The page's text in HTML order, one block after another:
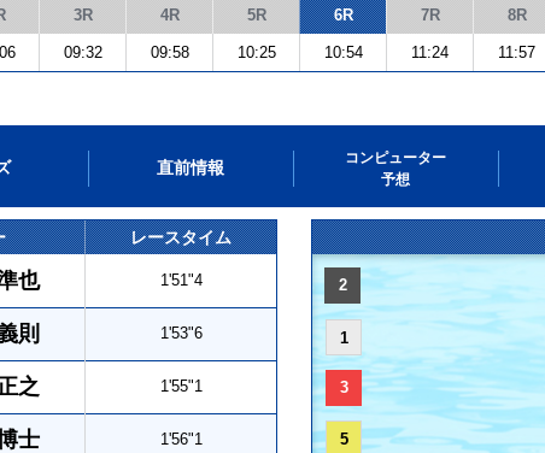
3R 4R 5R 6R 7R 8R
09:32 09:58 10:25 10:54 11:24 11:57
直前情報
コンピューター
予想
レースタイム
也 1'51"4
則 1'53"6
之 1'55"1
士 1'56"1
2
1
3
5